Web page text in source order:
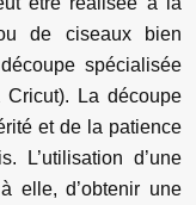
de ciseaux bien
spécialisée
La découpe
et de la patience
L’utilisation d’une
elle, d’obtenir une